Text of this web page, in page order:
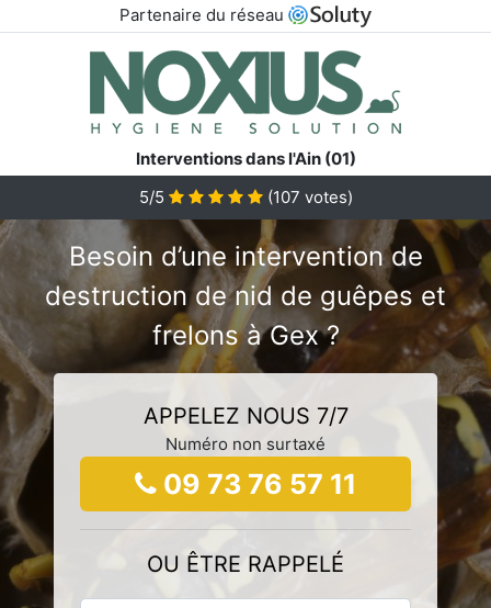
Partenaire du réseau
Interventions dans l'Ain (01)
5/5
(107 votes)
Besoin d’une intervention de
destruction de nid de guêpes et
frelons à Gex ?
APPELEZ NOUS 7/7
Numéro non surtaxé
09 73 76 57 11
OU ÊTRE RAPPELÉ